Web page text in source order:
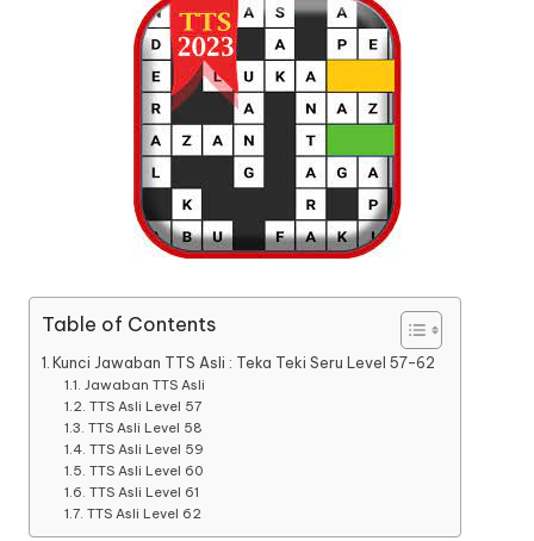
Table of Contents
Kunci Jawaban TTS Asli : Teka Teki Seru Level 57-62
Jawaban TTS Asli
TTS Asli Level 57
TTS Asli Level 58
TTS Asli Level 59
TTS Asli Level 60
TTS Asli Level 61
TTS Asli Level 62